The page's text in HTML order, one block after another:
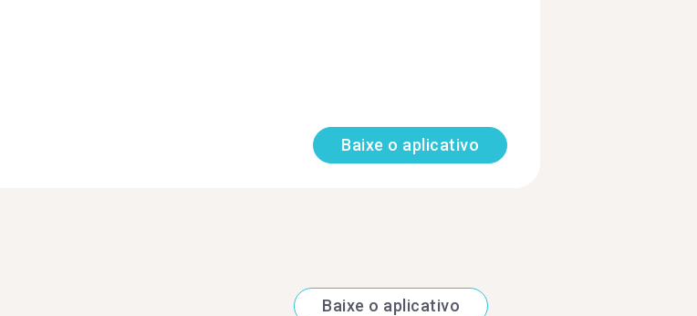
Baixe o aplicativo
Baixe o aplicativo